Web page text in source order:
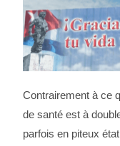
Contrairement à ce
de santé est à
parfois en piteux